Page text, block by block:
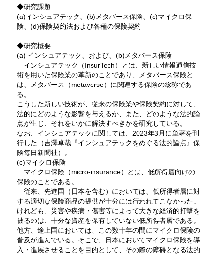
◆研究課題
(a)インシュアテック、(b)メタバース保険、(c)マイクロ保
険、(d)保険契約法および各種の保険契約
◆研究概要
(a) インシュアテック、および、(b)メタバース保険
インシュアテック（InsurTech）とは、新しい情報通信技
術を用いた保険業の革新のことであり、メタバース保険と
は、メタバース（metaverse）に関連する保険の総称であ
る。
こうした新しい技術が、従来の保険業や保険契約に対して、
法的にどのような影響を与えるか、また、どのような法的論
点が生じ、それをいかに解決すべきかを研究している。
なお、インシュアテックに関しては、2023年3月に単著を刊
行した（吉澤卓哉『インシュアテックをめぐる法的論点』保
険毎日新聞社）。
(c)マイクロ保険
マイクロ保険（micro-insurance）とは、低所得層向けの
保険のことである。
従来、先進国（日本を含む）においては、低所得者層に対
する適切な保険商品の提供が十分には行われてこなかった。
けれども、災害や疾病・傷害等によって大きな経済的打撃を
被るのは、十分な資産を保有していない低所得者層である。
他方、途上国においては、この数十年の間にマイクロ保険の
普及が進んでいる。そこで、日本においてマイクロ保険を導
入・進展させることを目的として、その際の障碍となる法的